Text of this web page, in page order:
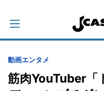
動画エンタメ
筋肉YouTuber「